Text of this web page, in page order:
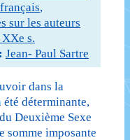
,
sur les auteurs
s.
Jean- Paul Sartre
dans la
déterminante,
Deuxième Sexe
somme imposante